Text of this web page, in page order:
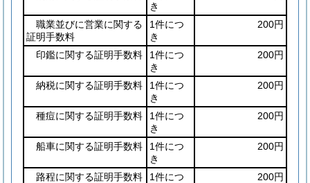
き
職業並びに営業に関する
証明手数料
1件につ
き
200円
印鑑に関する証明手数料
1件につ
き
200円
納税に関する証明手数料
1件につ
き
200円
種痘に関する証明手数料
1件につ
き
200円
船車に関する証明手数料
1件につ
き
200円
路程に関する証明手数料
1件につ
200円